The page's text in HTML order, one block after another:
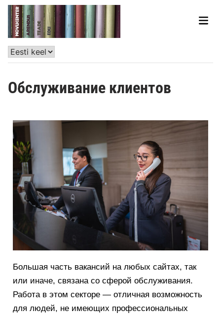
Обслуживание клиентов
Большая часть вакансий на любых сайтах, так
или иначе, связана со сферой обслуживания.
Работа в этом секторе — отличная возможность
для людей, не имеющих профессиональных